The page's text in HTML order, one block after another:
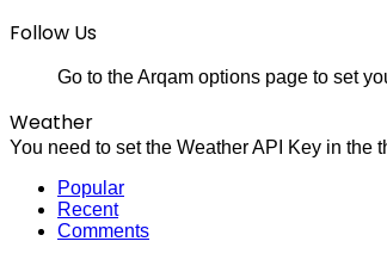
Follow Us
Go to the Arqam options page to set
Weather
You need to set the Weather API Key in the
Popular
Recent
Comments